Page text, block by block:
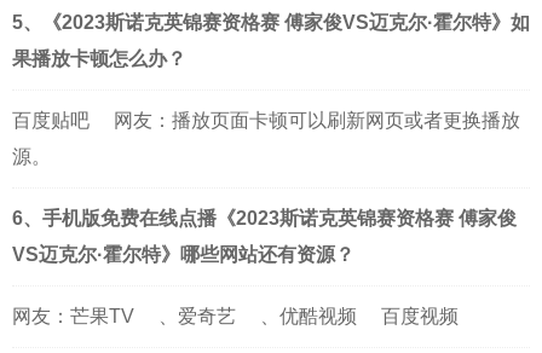
5、《2023斯诺克英锦赛资格赛 傅家俊VS迈克尔·霍尔特》如
果播放卡顿怎么办？
百度贴吧
网友：播放页面卡顿可以刷新网页或者更换播放
源。
6、手机版免费在线点播《2023斯诺克英锦赛资格赛 傅家俊
VS迈克尔·霍尔特》哪些网站还有资源？
网友： 芒果TV 、 爱奇艺 、 优酷视频 百度视频